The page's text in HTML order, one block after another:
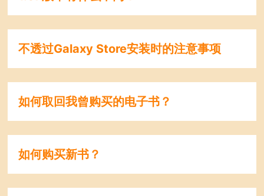
不透过Galaxy Store安装时的注意事项
如何取回我曾购买的电子书？
如何购买新书？